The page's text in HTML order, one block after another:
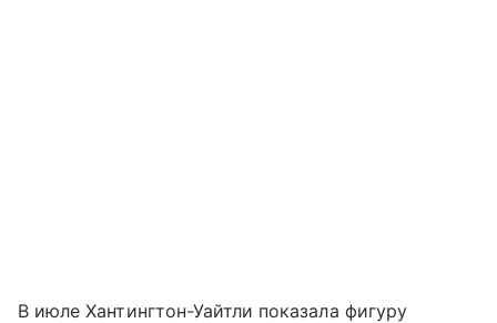
В июле Хантингтон-Уайтли показала фигуру